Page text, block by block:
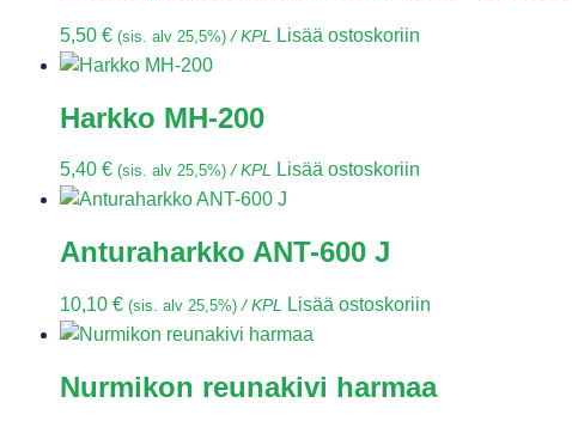
5,50 € (sis. alv 25,5%) / KPL Lisää ostoskoriin
Harkko MH-200
5,40 € (sis. alv 25,5%) / KPL Lisää ostoskoriin
Anturaharkko ANT-600 J
10,10 € (sis. alv 25,5%) / KPL Lisää ostoskoriin
Nurmikon reunakivi harmaa